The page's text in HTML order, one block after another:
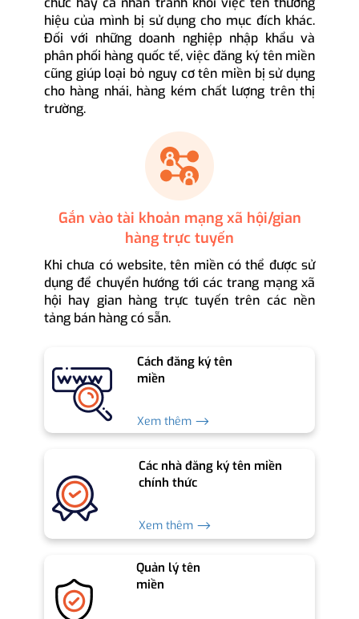
hiệu của mình bị sử dụng cho mục đích khác.
Đối với những doanh nghiệp nhập khẩu và
phân phối hàng quốc tế, việc đăng ký tên miền
cũng giúp loại bỏ nguy cơ tên miền bị sử dụng
cho hàng nhái, hàng kém chất lượng trên thị
trường.
Gắn vào tài khoản mạng xã hội/gian
hàng trực tuyến
Khi chưa có website, tên miền có thể được sử
dụng để chuyển hướng tới các trang mạng xã
hội hay gian hàng trực tuyến trên các nền
tảng bán hàng có sẵn.
Cách đăng ký tên
miền
Xem thêm ⟶
Các nhà đăng ký tên miền
chính thức
Xem thêm ⟶
Quản lý tên
miền